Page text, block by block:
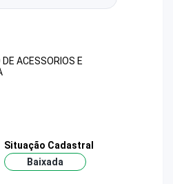
ACESSORIOS E
Situação Cadastral
Baixada